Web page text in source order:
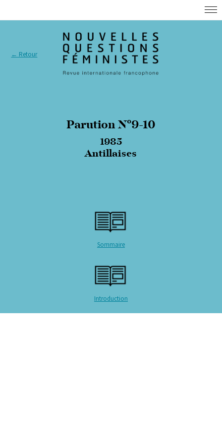
← Retour
Parution N°9-10
1985
Antillaises
Sommaire
Introduction